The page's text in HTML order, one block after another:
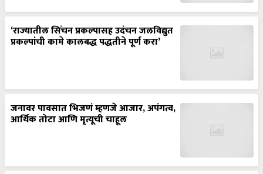
‘राज्यातील सिंचन प्रकल्पासह उदंचन जलविद्युत
प्रकल्पांची कामे कालबद्ध पद्धतीने पूर्ण करा’
जनावर पावसात भिजणं म्हणजे आजार, अपंगत्व,
आर्थिक तोटा आणि मृत्यूची चाहूल